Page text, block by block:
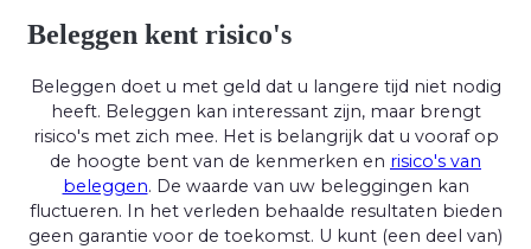
Beleggen kent risico's
Beleggen doet u met geld dat u langere tijd niet nodig
heeft. Beleggen kan interessant zijn, maar brengt
risico's met zich mee. Het is belangrijk dat u vooraf op
de hoogte bent van de kenmerken en risico's van
beleggen. De waarde van uw beleggingen kan
fluctueren. In het verleden behaalde resultaten bieden
geen garantie voor de toekomst. U kunt (een deel van)